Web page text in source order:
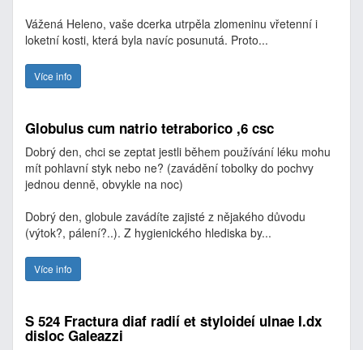
Vážená Heleno, vaše dcerka utrpěla zlomeninu vřetenní i
loketní kosti, která byla navíc posunutá. Proto...
Více info
Globulus cum natrio tetraborico ,6 csc
Dobrý den, chci se zeptat jestli během používání léku mohu
mít pohlavní styk nebo ne? (zavádění tobolky do pochvy
jednou denně, obvykle na noc)
Dobrý den, globule zavádíte zajisté z nějakého důvodu
(výtok?, pálení?..). Z hygienického hlediska by...
Více info
S 524 Fractura diaf radií et styloideí ulnae I.dx
disloc Galeazzi